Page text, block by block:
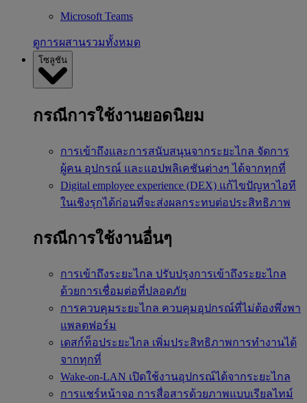
Microsoft Teams
ดูการผสานรวมทั้งหมด
โซลูชัน
กรณีการใช้งานยอดนิยม
การเข้าถึงและการสนับสนุนจากระยะไกล จัดการ
ผู้คน อุปกรณ์ และแอปพลิเคชันต่างๆ ได้จากทุกที่
Digital employee experience (DEX) แก้ไขปัญหาไอที
ในเชิงรุกได้ก่อนที่จะส่งผลกระทบต่อประสิทธิภาพ
กรณีการใช้งานอื่นๆ
การเข้าถึงระยะไกล ปรับปรุงการเข้าถึงระยะไกล
ด้วยการเชื่อมต่อที่ปลอดภัย
การควบคุมระยะไกล ควบคุมอุปกรณ์ที่ไม่ต้องพึ่งพา
แพลตฟอร์ม
เดสก์ท็อประยะไกล เพิ่มประสิทธิภาพการทำงานได้
จากทุกที่
Wake-on-LAN เปิดใช้งานอุปกรณ์ได้จากระยะไกล
การแชร์หน้าจอ การสื่อสารด้วยภาพแบบเรียลไทม์